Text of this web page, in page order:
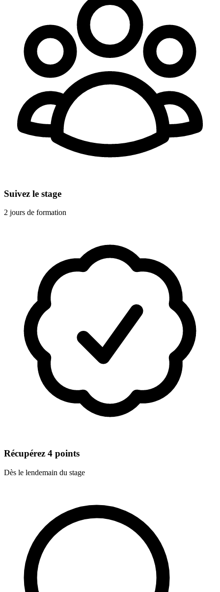
Suivez le stage
2 jours de formation
Récupérez 4 points
Dès le lendemain du stage